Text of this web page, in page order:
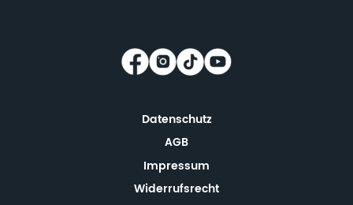
Datenschutz
AGB
Impressum
Widerrufsrecht